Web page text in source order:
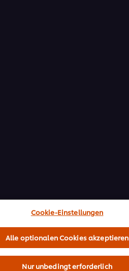
Cookie-Einstellungen
Nur unbedingt erforderlich
Alle optionalen Cookies akzeptieren